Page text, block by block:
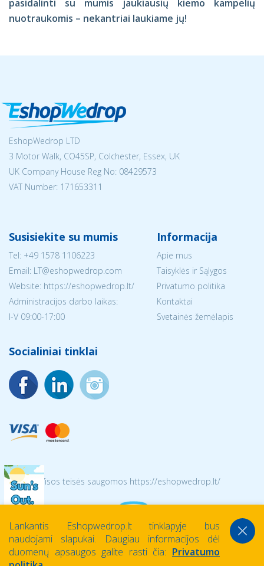
pasidalinti su mumis jaukiausių kiemo kampelių
nuotraukomis – nekantriai laukiame jų!
EshopWedrop LTD
3 Motor Walk, CO45SP, Colchester, Essex, UK
UK Company House Reg No: 08429573
VAT Number: 171653311
Susisiekite su mumis
Tel: +49 1578 1106223
Email: LT@eshopwedrop.com
Website: https://eshopwedrop.lt/
Administracijos darbo laikas:
I-V 09:00-17:00
Informacija
Apie mus
Taisyklės ir Sąlygos
Privatumo politika
Kontaktai
Svetainės žemėlapis
Socialiniai tinklai
© 2026 Visos teisės saugomos https://eshopwedrop.lt/
Lankantis Eshopwedrop.lt tinklapyje bus
naudojami slapukai. Daugiau informacijos dėl
duomenų apsaugos galite rasti čia: Privatumo